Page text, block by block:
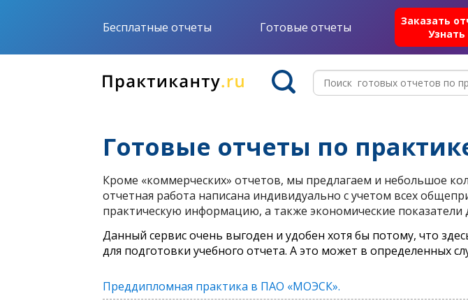
Бесплатные отчеты Готовые отчеты
Заказать
Готовые отчеты по
Кроме «коммерческих» отчетов, мы предлагаем и небольшое
отчетная работа написана индивидуально с учетом всех
практическую информацию, а также экономические показатели
Данный сервис очень выгоден и удобен хотя бы потому, что
для подготовки учебного отчета. А это может в определенных
Преддипломная практика в ПАО «МОЭСК».